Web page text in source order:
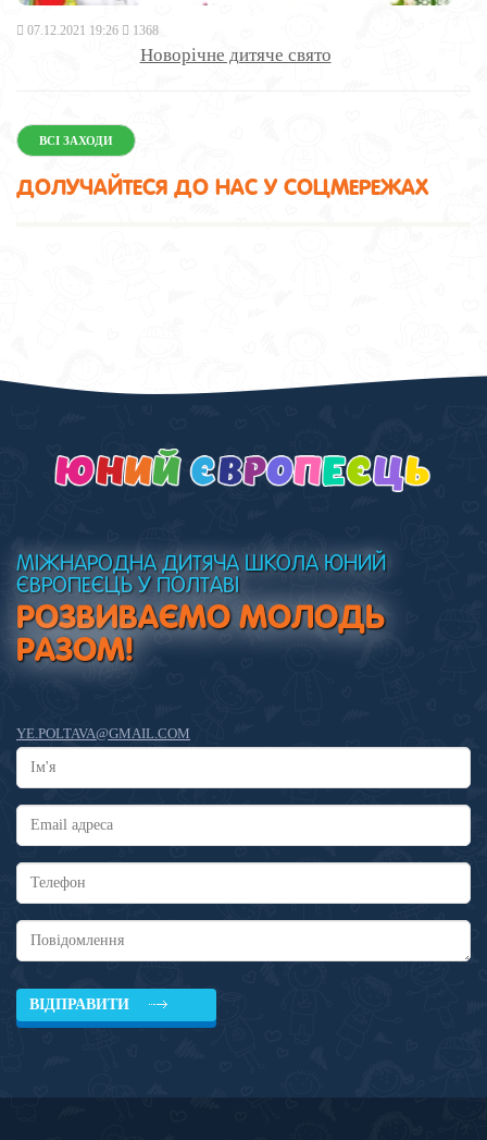
07.12.2021 19:26 1368
Новорічне дитяче свято
ВСІ ЗАХОДИ
ДОЛУЧАЙТЕСЯ ДО НАС У СОЦМЕРЕЖАХ
МІЖНАРОДНА ДИТЯЧА ШКОЛА ЮНИЙ
ЄВРОПЕЄЦЬ У ПОЛТАВІ
РОЗВИВАЄМО МОЛОДЬ
РАЗОМ!
YE.POLTAVA@GMAIL.COM
ВІДПРАВИТИ